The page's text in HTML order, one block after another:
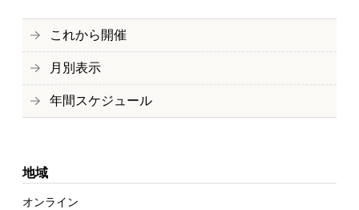
これから開催
月別表示
年間スケジュール
地域
オンライン